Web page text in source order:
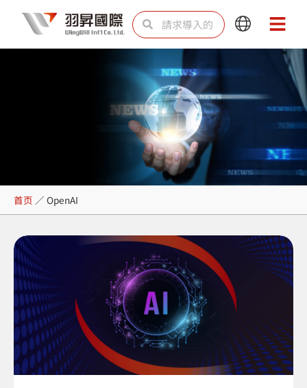
内
SearchSearch
Main
Menu
Main
Menu
OpenAI
首页 ／ OpenAI